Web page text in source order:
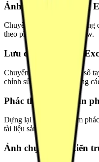
Ảnh bảng trắng sang
Chuyển ảnh bảng trắng trong
theo phong cách Excalidraw.
Lưu đồ vẽ tay sang
Chuyển bản vẽ trên giấy, sổ
chỉnh sửa được theo phong
Phác thảo luồng sản
Dựng lại luồng sản phẩm
tài liệu sản phẩm.
Ảnh chụp sơ đồ kiến